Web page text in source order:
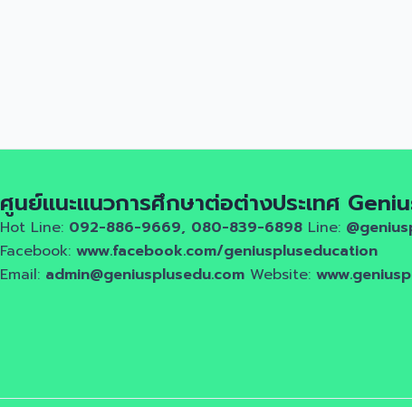
ศูนย์แนะแนวการศึกษาต่อต่างประเทศ
Hot Line: 092-886-9669, 080-839-6898 Line:
Facebook: www.facebook.com/geniuspluseducation
Email: admin@geniusplusedu.com Website: